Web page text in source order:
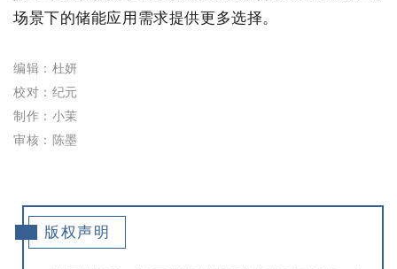
场景下的储能应用需求提供更多选择。
编辑：杜妍
校对：纪元
制作：小茉
审核：陈墨
版权声明